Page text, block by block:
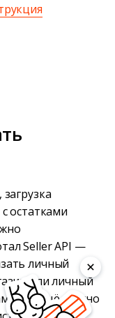
остатками
Seller API —
личный
или личный
А ещё можно